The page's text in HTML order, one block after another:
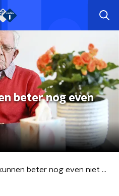
beter nog even
'Ouderen kunnen beter nog even niet meedoen'